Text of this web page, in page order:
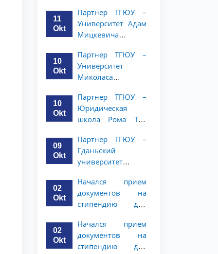
курсов ТГЮУ
объявляет
программу
академической
студентов 2–3
курсов ТГЮУ
11
Okt
Партнер ТГЮУ –
Университет Адам
Мицкевича
программу
академической
мобильности для
курсов ТГЮУ
10
Okt
Партнер ТГЮУ –
Университет
Миколаса
объявляет
программу
академической
студентов 2–3
курсов
10
Okt
Партнер ТГЮУ –
Юридическая
школа Рома Тре
программе
академической
мобильности для
курсов
09
Okt
Партнер ТГЮУ –
Гданьский
университет
программу
академической
мобильности для
курсов ТГЮУ
02
Okt
Начался прием
документов на
стипендию для
программы по
праву и
политическим
02
Okt
Начался прием
документов на
стипендию для